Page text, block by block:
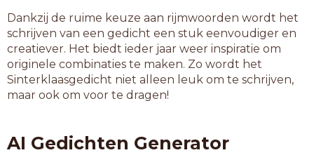
energiek
fanatiek
fonetiek
generiek
glyptiek
gnostiek
keramiek
Dankzij de ruime keuze aan rijmwoorden wordt het
schrijven van een gedicht een stuk eenvoudiger en
creatiever. Het biedt ieder jaar weer inspiratie om
originele combinaties te maken. Zo wordt het
Sinterklaasgedicht niet alleen leuk om te schrijven,
maar ook om voor te dragen!
AI Gedichten Generator